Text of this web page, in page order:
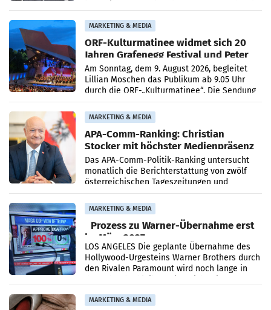
MARKETING & MEDIA
ORF-Kulturmatinee widmet sich 20
Jahren Grafenegg Festival und Peter
Simonischek
Am Sonntag, dem 9. August 2026, begleitet
Lillian Moschen das Publikum ab 9.05 Uhr
durch die ORF-„Kulturmatinee“. Die Sendung
startet mit der Dokumentation „20 Jahre
Grafenegg
MARKETING & MEDIA
APA-Comm-Ranking: Christian
Stocker mit höchster Medienpräsenz
im Juli
Das APA-Comm-Politik-Ranking untersucht
monatlich die Berichterstattung von zwölf
österreichischen Tageszeitungen und
analysiert, welche Politikerinnen und
Politiker Österreichs die
MARKETING & MEDIA
Prozess zu Warner-Übernahme erst
im März 2027
LOS ANGELES Die geplante Übernahme des
Hollywood-Urgesteins Warner Brothers durch
den Rivalen Paramount wird noch lange in
MARKETING & MEDIA